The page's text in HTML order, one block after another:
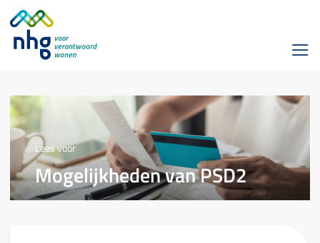
Lees voor
Mogelijkheden van PSD2